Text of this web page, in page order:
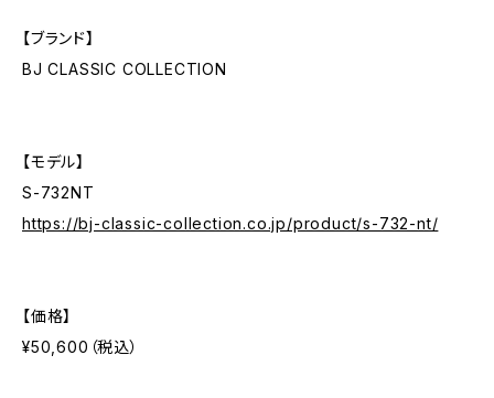
【ブランド】
BJ CLASSIC COLLECTION
【モデル】
S-732NT
https://bj-classic-collection.co.jp/product/s-732-nt/
【価格】
¥50,600（税込）